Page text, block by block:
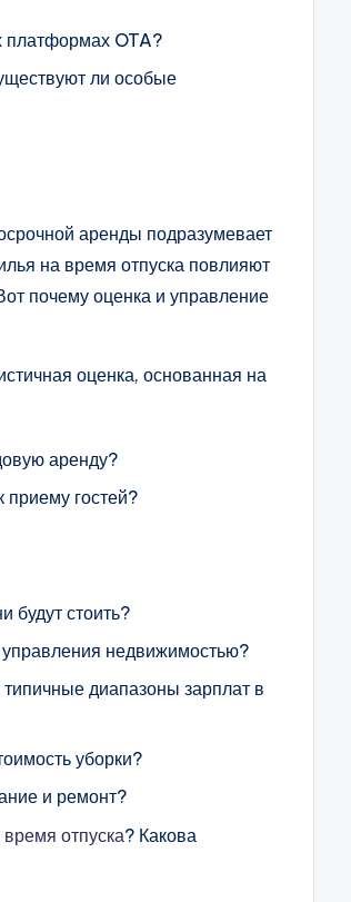
платформах OTA?
ли особые
аренды подразумевает
на время отпуска повлияют
почему оценка и управление
оценка, основанная на
аренду?
приему гостей?
будут стоить?
недвижимостью?
диапазоны зарплат в
уборки?
и ремонт?
отпуска? Какова